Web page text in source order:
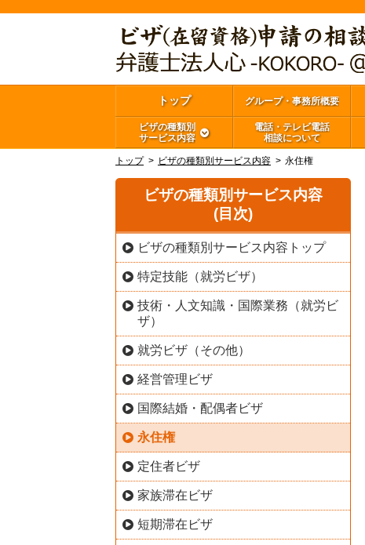
トップ グループ・事務所概要
ビザの種類別
サービス内容
電話・テレビ電話
相談について
トップ ビザの種類別サービス内容 永住権
ビザの種類別サービス内容
(目次)
ビザの種類別サービス内容トップ
特定技能（就労ビザ）
技術・人文知識・国際業務（就労ビ
ザ）
就労ビザ（その他）
経営管理ビザ
国際結婚・配偶者ビザ
永住権
定住者ビザ
家族滞在ビザ
短期滞在ビザ